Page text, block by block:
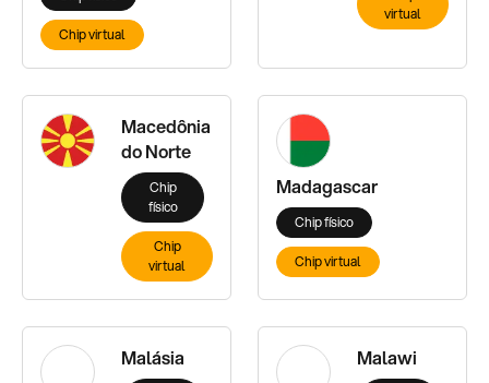
Chip virtual
virtual
Macedônia
do Norte
Chip
físico
Chip
virtual
Madagascar
Chip físico
Chip virtual
Malásia Malawi